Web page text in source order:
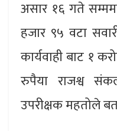
असार १६ गते
हजार ९५ वटा
कार्यवाही बाट १
रुपैया राजश्व
उपरीक्षक महतोले